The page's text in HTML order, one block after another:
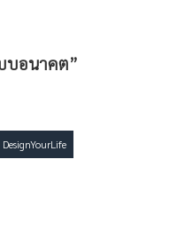
บอนาคต”
DesignYourLife